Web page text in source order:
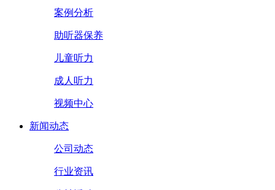
案例分析
助听器保养
儿童听力
成人听力
视频中心
新闻动态
公司动态
行业资讯